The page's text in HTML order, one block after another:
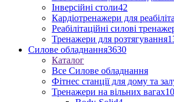
Інверсійні столи42
Кардіотренажери для
Реабілітаційні силові
Тренажери для розтягування
Силове обладнання3630
Каталог
Все Силове обладнання
Фітнес станції для дому та
Тренажери на вільних вагах